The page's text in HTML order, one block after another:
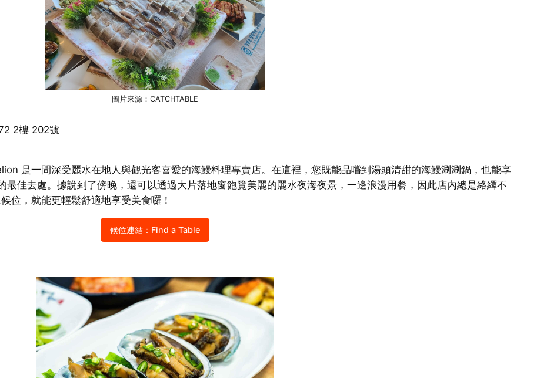
圖片來源：CATCHTABLE
2樓 202號
是一間深受麗水在地人與觀光客喜愛的海鰻料理專賣店。在這裡，您既能品嚐到湯頭清甜的海鰻涮涮鍋，也能享
最佳去處。據說到了傍晚，還可以透過大片落地窗飽覽美麗的麗水夜海夜景，一邊浪漫用餐，因此店內總是絡繹不
位，就能更輕鬆舒適地享受美食囉！
候位連結：Find a Table